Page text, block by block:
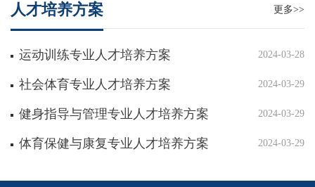
人才培养方案 更多>>
运动训练专业人才培养方案 2024-03-28
社会体育专业人才培养方案 2024-03-29
健身指导与管理专业人才培养方案 2024-03-29
体育保健与康复专业人才培养方案 2024-03-29